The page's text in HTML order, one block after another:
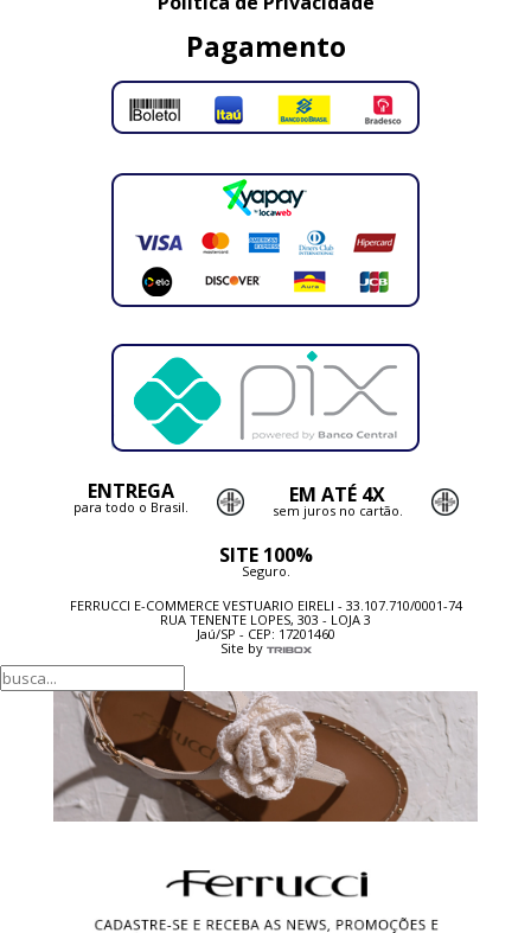
Pagamento
ENTREGA
para todo o Brasil. EM ATÉ 4X
sem juros no cartão.
SITE 100%
Seguro.
FERRUCCI E-COMMERCE VESTUARIO EIRELI - 33.107.710/0001-74
RUA TENENTE LOPES, 303 - LOJA 3
Jaú/SP - CEP: 17201460
Site by